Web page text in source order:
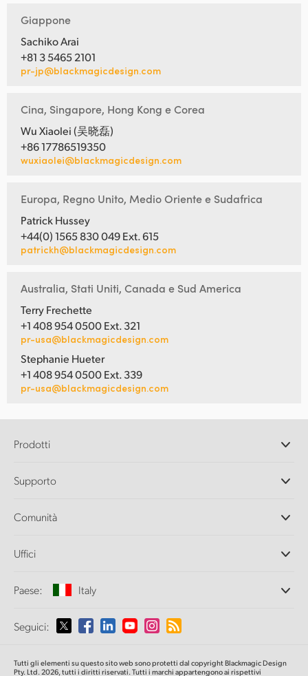
Giappone
Sachiko Arai
+81 3 5465 2101
pr-jp@blackmagicdesign.com
Cina, Singapore, Hong Kong e Corea
Wu Xiaolei (吴晓磊)
+86 17786519350
wuxiaolei@blackmagicdesign.com
Europa, Regno Unito, Medio Oriente e Sudafrica
Patrick Hussey
+44(0) 1565 830 049 Ext. 615
patrickh@blackmagicdesign.com
Australia, Stati Uniti, Canada e Sud America
Terry Frechette
+1 408 954 0500 Ext. 321
pr-usa@blackmagicdesign.com
Stephanie Hueter
+1 408 954 0500 Ext. 339
pr-usa@blackmagicdesign.com
Prodotti
DaVinci Resolve e Fusion
Ultimatte
Acquisizione e riproduzione
Conversione di standard
Monitoraggio
Archiviazione in rete
Routing e distribuzione
Supporto
Centro assistenza
Comunità
Uffici
Chi siamo
Media
Paese: Italy
Seleziona un Paese
Seguici:
Tutti gli elementi su questo sito web sono protetti dal copyright Blackmagic Design
Pty. Ltd. 2026, tutti i diritti riservati. Tutti i marchi appartengono ai rispettivi